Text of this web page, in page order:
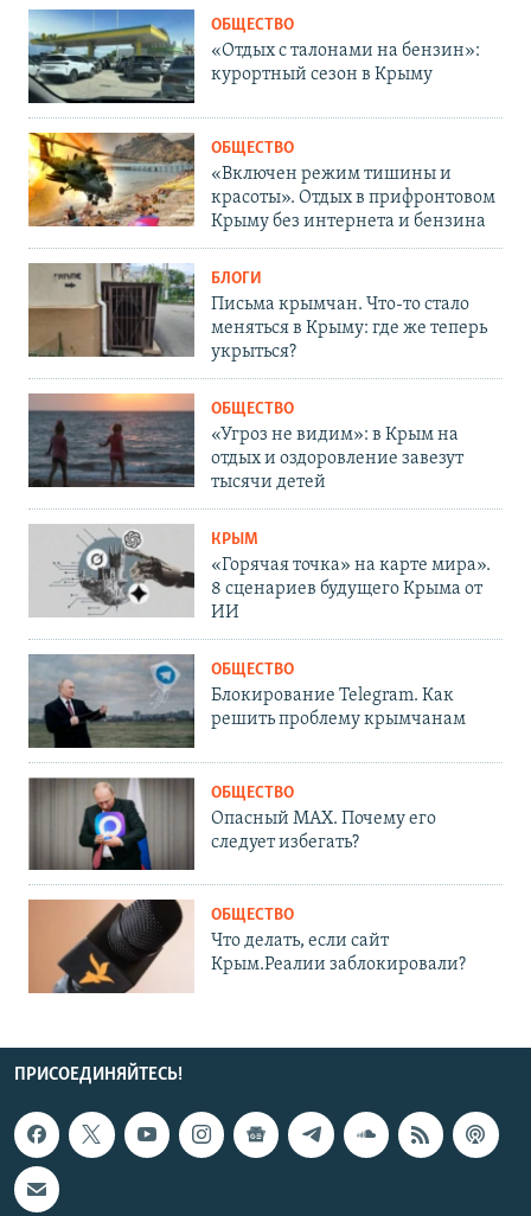
ОБЩЕСТВО
«Отдых с талонами на бензин»:
курортный сезон в Крыму
ОБЩЕСТВО
«Включен режим тишины и
красоты». Отдых в прифронтовом
Крыму без интернета и бензина
БЛОГИ
Письма крымчан. Что-то стало
меняться в Крыму: где же теперь
укрыться?
ОБЩЕСТВО
«Угроз не видим»: в Крым на
отдых и оздоровление завезут
тысячи детей
КРЫМ
«Горячая точка» на карте мира».
8 сценариев будущего Крыма от
ИИ
ОБЩЕСТВО
Блокирование Telegram. Как
решить проблему крымчанам
ОБЩЕСТВО
Опасный MAX. Почему его
следует избегать?
ОБЩЕСТВО
Что делать, если сайт
Крым.Реалии заблокировали?
ПРИСОЕДИНЯЙТЕСЬ!